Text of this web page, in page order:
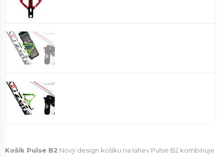
Košík Pulse B2 Nový design košíku na lahev Pulse B2 kombinuje